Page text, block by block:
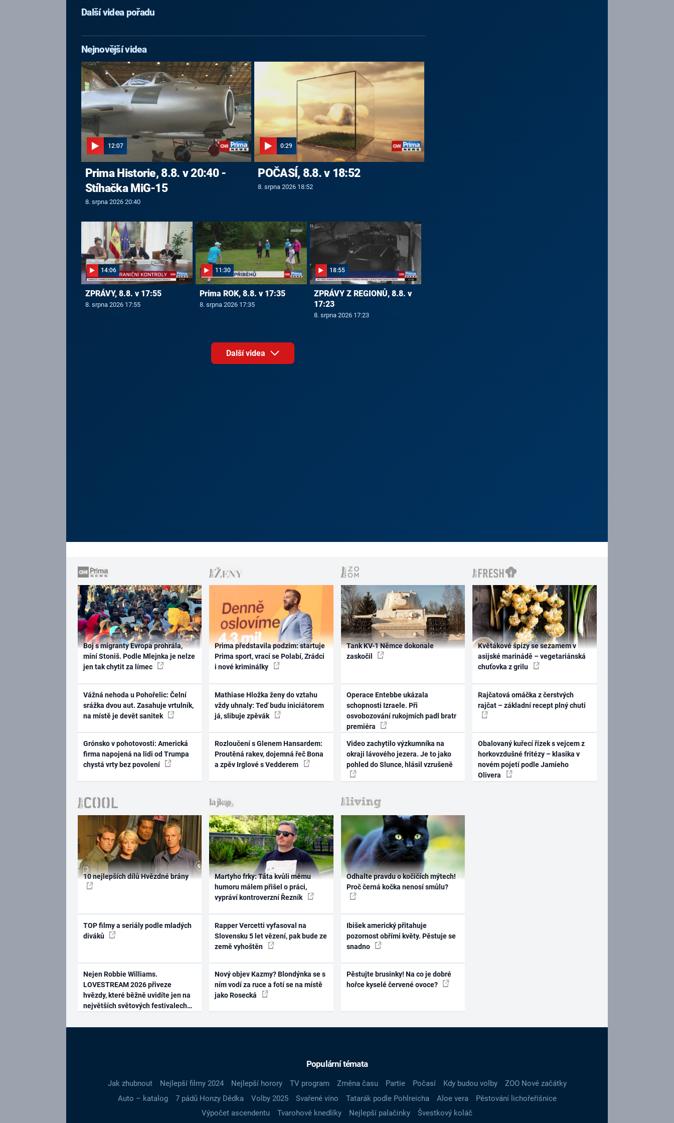
Další videa pořadu
Nejnovější videa
12:07
Prima Historie, 8.8. v 20:40 -
Stíhačka MiG-15
8. srpna 2026 20:40
0:29
POČASÍ, 8.8. v 18:52
8. srpna 2026 18:52
14:06
ZPRÁVY, 8.8. v 17:55
8. srpna 2026 17:55
11:30
Prima ROK, 8.8. v 17:35
8. srpna 2026 17:35
18:55
ZPRÁVY Z REGIONŮ, 8.8. v
17:23
8. srpna 2026 17:23
Další videa
Boj s migranty Evropa prohrála,
míní Stoniš. Podle Mlejnka je nelze
jen tak chytit za límec
Vážná nehoda u Pohořelic: Čelní
srážka dvou aut. Zasahuje vrtulník,
na místě je devět sanitek
Grónsko v pohotovosti: Americká
firma napojená na lidi od Trumpa
chystá vrty bez povolení
Prima představila podzim: startuje
Prima sport, vrací se Polabí, Zrádci
i nové kriminálky
Mathiase Hložka ženy do vztahu
vždy uhnaly: Teď budu iniciátorem
já, slibuje zpěvák
Rozloučení s Glenem Hansardem:
Proutěná rakev, dojemná řeč Bona
a zpěv Irglové s Vedderem
Tank KV-1 Němce dokonale
zaskočil
Operace Entebbe ukázala
schopnosti Izraele. Při
osvobozování rukojmích padl bratr
premiéra
Video zachytilo výzkumníka na
okraji lávového jezera. Je to jako
pohled do Slunce, hlásil vzrušeně
Květákové špízy se sezamem v
asijské marinádě – vegetariánská
chuťovka z grilu
Rajčatová omáčka z čerstvých
rajčat – základní recept plný chuti
Obalovaný kuřecí řízek s vejcem z
horkovzdušné fritézy – klasika v
novém pojetí podle Jamieho
Olivera
10 nejlepších dílů Hvězdné brány
TOP filmy a seriály podle mladých
diváků
Nejen Robbie Williams.
LOVESTREAM 2026 přiveze
hvězdy, které běžně uvidíte jen na
největších světových festivalech
Martyho frky: Táta kvůli mému
humoru málem přišel o práci,
vypráví kontroverzní Řezník
Rapper Vercetti vyfasoval na
Slovensku 5 let vězení, pak bude ze
země vyhoštěn
Nový objev Kazmy? Blondýnka se s
ním vodí za ruce a fotí se na místě
jako Rosecká
Odhalte pravdu o kočičích mýtech!
Proč černá kočka nenosí smůlu?
Ibišek americký přitahuje
pozornost obřími květy. Pěstuje se
snadno
Pěstujte brusinky! Na co je dobré
hořce kyselé červené ovoce?
Populární témata
Jak zhubnout Nejlepší filmy 2024 Nejlepší horory TV program Změna času Partie Počasí Kdy budou volby
ZOO Nové začátky
Auto – katalog
7 pádů Honzy Dědka Volby 2025 Svařené víno Tatarák podle Pohlreicha Aloe vera
Pěstování lichořeřišnice
Výpočet ascendentu
Tvarohové knedlíky Nejlepší palačinky Švestkový koláč